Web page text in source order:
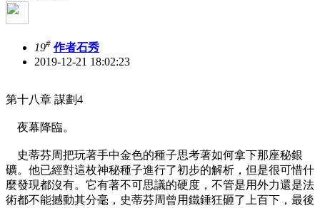
19# 作者石秀
2019-12-21 18:02:23
第十八章 謀劃4
夜幕降臨。
史蒂芬周把玩著手中金色的種子思考著如何拿下那座秘銀
礦。他已經對這枚神秘種子進行了初步的解析，但是很可惜什
麼發現都沒有。它有著不可思議的硬度，不管是用外力還是法
術都不能撼動其分毫，史蒂芬周曾用鐵錘狂砸了上百下，最後